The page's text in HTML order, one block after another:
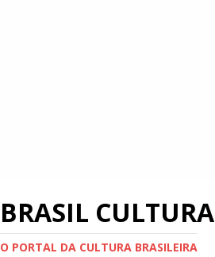
BRASIL CULTURA
O PORTAL DA CULTURA BRASILEIRA